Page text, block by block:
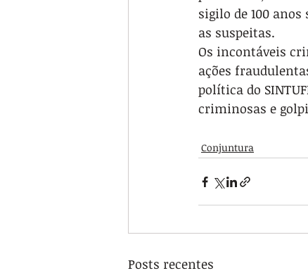
sigilo de 100
as suspeitas.
Os incontáveis
ações
política do
criminosas e
Conjuntura
Posts recentes